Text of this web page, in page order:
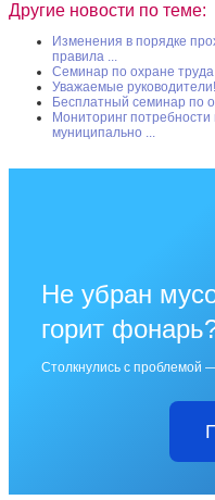
Другие новости по теме:
Изменения в порядке
правила ...
Семинар по охране труда
Уважаемые руководители!
Бесплатный семинар по
Мониторинг
муниципально ...
Не убран
горит
Столкнулись с проблемой